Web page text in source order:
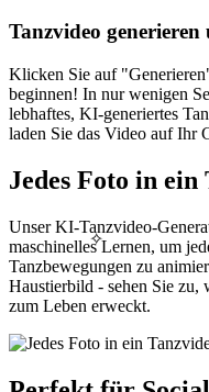
✧
Tanzvideo
Klicken Sie auf
beginnen! In nur wenigen
lebhaftes, KI-generiertes
laden Sie das Video auf Ihr
Jedes Foto in
Unser KI-Tanzvideo-
maschinelles Lernen, um
Tanzbewegungen zu
Haustierbild - sehen Sie zu,
zum Leben erweckt.